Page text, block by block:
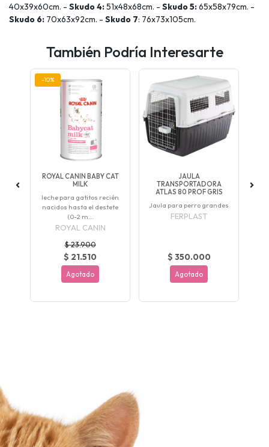
40x39x60cm. - Skudo 4:51x48x68cm. - Skudo 5:65x58x79cm. -
Skudo 6: 70x63x92cm. - Skudo 7: 76x73x105cm.
También Podría Interesarte
-10%
ROYAL CANIN BABY CAT
MILK
leche para gatitos recién
nacidos hasta el destete
(0-2 m...
ROYAL CANIN
$ 23.900
$ 21.510
Agotado
JAULA
TRANSPORTADORA
ATLAS 80 PROF GRIS
Jaula para perro grandes
FERPLAST
$ 350.000
Agotado